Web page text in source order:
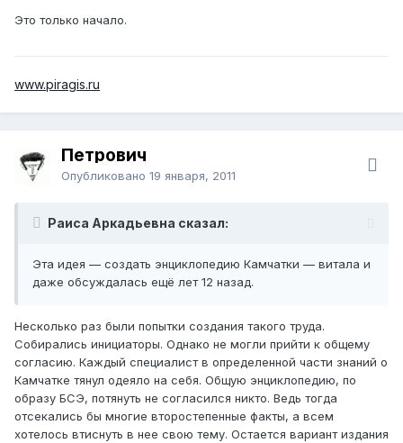
Это только начало.
www.piragis.ru
Петрович
Опубликовано 19 января, 2011
Раиса Аркадьевна сказал:
Эта идея — создать энциклопедию Камчатки — витала и
даже обсуждалась ещё лет 12 назад.
Несколько раз были попытки создания такого труда.
Собирались инициаторы. Однако не могли прийти к общему
согласию. Каждый специалист в определенной части знаний о
Камчатке тянул одеяло на себя. Общую энциклопедию, по
образу БСЭ, потянуть не согласился никто. Ведь тогда
отсекались бы многие второстепенные факты, а всем
хотелось втиснуть в нее свою тему. Остается вариант издания